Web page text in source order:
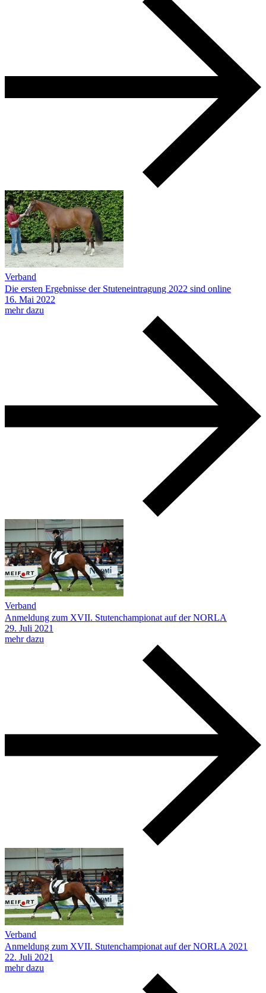
Verband
Die ersten Ergebnisse der Stuteneintragung 2022 sind online
16. Mai 2022
mehr dazu
Verband
Anmeldung zum XVII. Stutenchampionat auf der NORLA
29. Juli 2021
mehr dazu
Verband
Anmeldung zum XVII. Stutenchampionat auf der NORLA 2021
22. Juli 2021
mehr dazu